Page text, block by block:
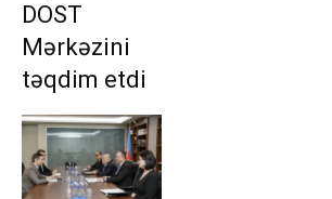
DOST
Mərkəzini
təqdim etdi